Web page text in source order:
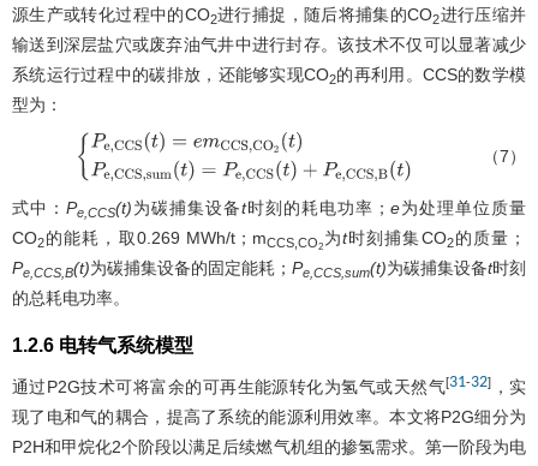
源生产或转化过程中的CO2进行捕捉，随后将捕集的CO2进行压缩并
输送到深层盐穴或废弃油气井中进行封存。该技术不仅可以显著减少
系统运行过程中的碳排放，还能够实现CO2的再利用。CCS的数学模
型为：
{P e,C emC S,C )Pe C CS )=P Pe,
（7）
式中： Pe,CCS(t)为碳捕集设备t时刻的耗电功率； e为处理单位质量
CO2的能耗，取0.269 MWh/t；mCCS,CO2为t时刻捕集CO2的质量；
Pe,CCS,B(t)为碳捕集设备的固定能耗； Pe,CCS,sum(t)为碳捕集设备t时刻
的总耗电功率。
1.2.6 电转气系统模型
通过P2G技术可将富余的可再生能源转化为氢气或天然气[31-32]
，实
现了电和气的耦合，提高了系统的能源利用效率。本文将P2G细分为
P2H和甲烷化2个阶段以满足后续燃气机组的掺氢需求。第一阶段为电